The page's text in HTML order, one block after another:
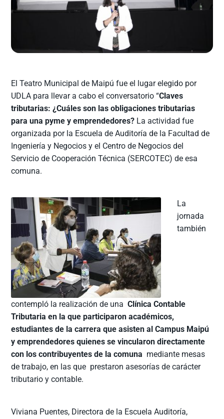
El Teatro Municipal de Maipú fue el lugar elegido por
UDLA para llevar a cabo el conversatorio “Claves
tributarias: ¿Cuáles son las obligaciones tributarias
para una pyme y emprendedores? La actividad fue
organizada por la Escuela de Auditoría de la Facultad de
Ingeniería y Negocios y el Centro de Negocios del
Servicio de Cooperación Técnica (SERCOTEC) de esa
comuna.
La
jornada
también
contempló la realización de unaClínica Contable
Tributaria en la que participaron académicos,
estudiantes de la carrera que asisten al Campus Maipú
y emprendedores quienes se vincularon directamente
con los contribuyentes de la comuna mediante mesas
de trabajo, en las que prestaron asesorías de carácter
tributario y contable.
Viviana Puentes, Directora de la Escuela Auditoría,